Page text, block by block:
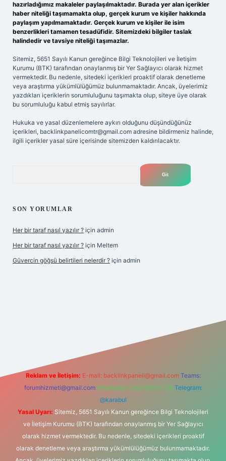
hazırladığımız makaleler paylaşılmaktadır. Burada yer alan içerikler
haber niteliği taşımamakta olup, gerçek kurum ve kişiler hakkında
paylaşım yapılmamaktadır. Gerçek kurum ve kişiler ile isim
benzerlikleri tamamen tesadüfidir. Sitemizdeki bilgiler taslak
halindedir ve tavsiye niteliği taşımazlar.
Sitemiz, 5651 Sayılı Kanun gereğince Bilgi Teknolojileri ve İletişim
Kurumu (BTK) tarafından onaylanmış bir Yer Sağlayıcı olarak hizmet
vermektedir. Bu nedenle, sitedeki içerikleri proaktif olarak denetleme
veya araştırma yükümlülüğümüz bulunmamaktadır. Ancak, üyelerimiz
yazdıkları içeriklerin sorumluluğunu taşımakta olup, siteye üye olarak
bu sorumluluğu kabul etmiş sayılırlar.
Hukuka ve yasal düzenlemelere aykırı olduğunu düşündüğünüz
içerikleri, backlinkpanelicomtr@gmail.com adresine bildirmeniz halinde,
ilgili içerikler yasal süre içerisinde sitemizden kaldırılacaktır.
SON YORUMLAR
Her bir taraf nasıl yazılır ? için admin
Her bir taraf nasıl yazılır ? için Meltem
Güvercin göğsü belirtileri nelerdir ? için admin
Reklam ve İletişim: E-mail: backlinkpaneli@gmail.com Teams:
forumhizmeti@gmail.com Whatsapp: 0262 606 0 726 Telegram:
@karabul
Yasal Uyarı: Sitemiz, 5651 Sayılı Kanun gereğince Bilgi Teknolojileri
ve İletişim Kurumu (BTK) tarafından onaylanmış bir Yer Sağlayıcı
olarak hizmet vermektedir. Bu nedenle, sitedeki içerikleri proaktif
olarak denetleme veya araştırma yükümlülüğümüz bulunmamaktadır.